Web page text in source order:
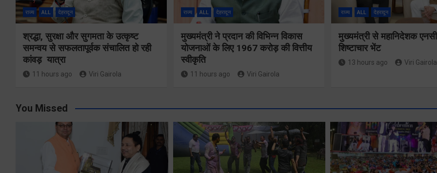
राज्य ALL देहरादून
श्रद्धा, सुरक्षा और सुगमता के उत्कृष्ट
समन्वय से सफलतापूर्वक संचालित हो रही
कांवड़ यात्रा
11 hours ago Viri Gairola
राज्य ALL देहरादून
मुख्यमंत्री ने प्रदान की विभिन्न विकास
योजनाओं के लिए 1967 करोड़ की वित्तीय
स्वीकृति
11 hours ago Viri Gairola
राज्य ALL देहरादून
मुख्यमंत्री से महानिदेशक
शिष्टाचार भेंट
13 hours ago Viri Gairola
You Missed
श्रद्धा,